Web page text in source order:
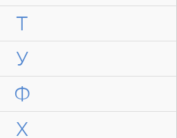
Т
У
Ф
Х